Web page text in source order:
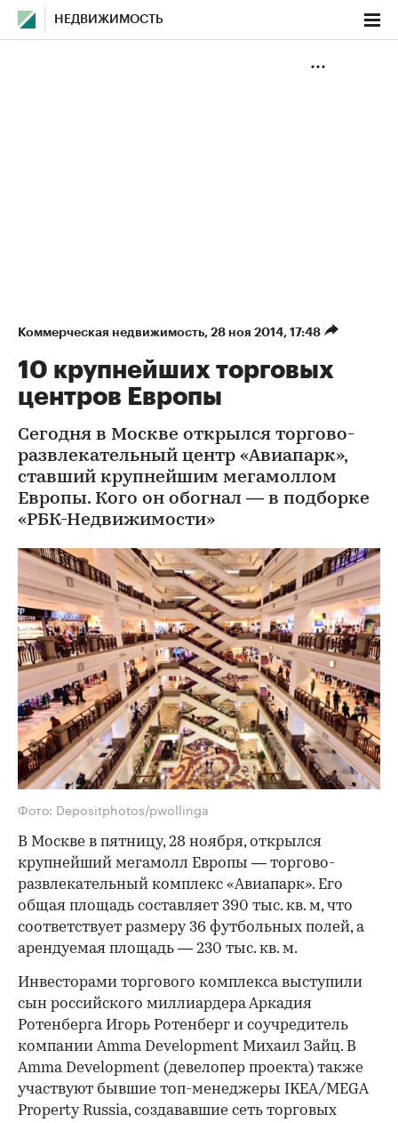
НЕДВИЖИМОСТЬ
Коммерческая недвижимость⁠, 28 ноя 2014, 17:48
10 крупнейших торговых
центров Европы
Сегодня в Москве открылся торгово-
развлекательный центр «Авиапарк»,
ставший крупнейшим мегамоллом
Европы. Кого он обогнал — в подборке
«РБК-Недвижимости»
Фото: Depositphotos/pwollinga
В Москве в пятницу, 28 ноября, открылся
крупнейший мегамолл Европы — торгово-
развлекательный комплекс «Авиапарк». Его
общая площадь составляет 390 тыс. кв. м, что
соответствует размеру 36 футбольных полей, а
арендуемая площадь — 230 тыс. кв. м.
Инвесторами торгового комплекса выступили
сын российского миллиардера Аркадия
Ротенберга Игорь Ротенберг и соучредитель
компании Amma Development Михаил Зайц. В
Amma Development (девелопер проекта) также
участвуют бывшие топ-менеджеры IKEA/MEGA
Property Russia, создававшие сеть торговых